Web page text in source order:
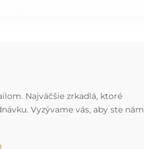
Najväčšie zrkadlá, ktoré
Vyzývame vás, aby ste nám